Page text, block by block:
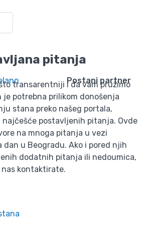
Postani partner
pitanja
Početna
pitanja
transarentniji i da vam pružimo
je potrebna prilikom donošenja
stana preko našeg portala,
najčešće postavljenih pitanja. Ovde
na mnoga pitanja u vezi
u Beogradu. Ako i pored njih
dodatnih pitanja ili nedoumica,
kontaktirate.